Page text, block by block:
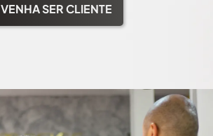
VENHA SER CLIENTE